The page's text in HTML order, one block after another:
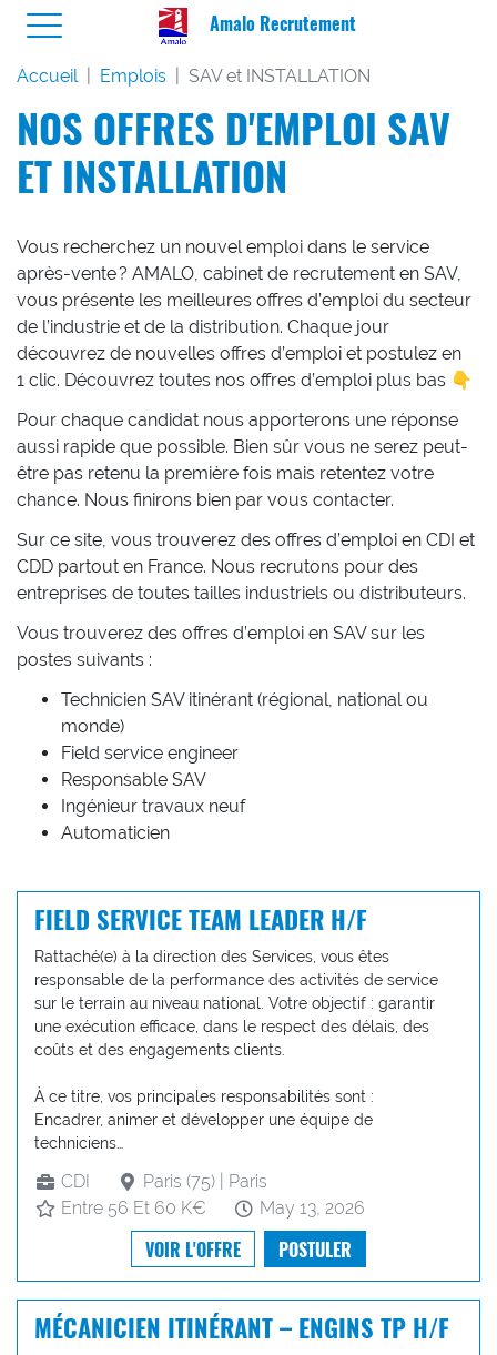
Amalo Recrutement
Accueil Emplois SAV et INSTALLATION
NOS OFFRES D'EMPLOI SAV
ET INSTALLATION
Vous recherchez un nouvel emploi dans le service
après-vente ? AMALO, cabinet de recrutement en SAV,
vous présente les meilleures offres d’emploi du secteur
de l’industrie et de la distribution. Chaque jour
découvrez de nouvelles offres d’emploi et postulez en
1 clic. Découvrez toutes nos offres d’emploi plus bas 👇
Pour chaque candidat nous apporterons une réponse
aussi rapide que possible. Bien sûr vous ne serez peut-
être pas retenu la première fois mais retentez votre
chance. Nous finirons bien par vous contacter.
Sur ce site, vous trouverez des offres d’emploi en CDI et
CDD partout en France. Nous recrutons pour des
entreprises de toutes tailles industriels ou distributeurs.
Vous trouverez des offres d’emploi en SAV sur les
postes suivants :
Technicien SAV itinérant (régional, national ou
monde)
Field service engineer
Responsable SAV
Ingénieur travaux neuf
Automaticien
FIELD SERVICE TEAM LEADER H/F
Rattaché(e) à la direction des Services, vous êtes
responsable de la performance des activités de service
sur le terrain au niveau national. Votre objectif : garantir
une exécution efficace, dans le respect des délais, des
coûts et des engagements clients.
À ce titre, vos principales responsabilités sont :
Encadrer, animer et développer une équipe de
techniciens…
CDI
Paris (75) | Paris
Entre 56 Et 60 K€
May 13, 2026
VOIR L'OFFRE POSTULER
MÉCANICIEN ITINÉRANT – ENGINS TP H/F